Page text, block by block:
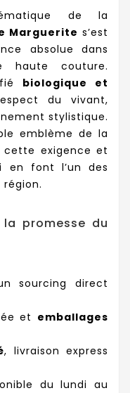
de la
Marguerite s’est
absolue dans
haute couture.
biologique et
du vivant,
stylistique.
emblème de la
cette exigence et
en font l’un des
promesse du
sourcing direct
et emballages
, livraison express
du lundi au